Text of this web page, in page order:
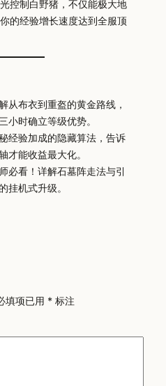
控制白野猪，不仅能极大地
的经验增长速度达到全服顶
从布衣到重盔的黄金路线，
小时确立等级优势。
秘经验加成的隐藏算法，告诉
才能收益最大化。
必看！详解石墓阵走法与引
挂机式升级。
填项已用 * 标注